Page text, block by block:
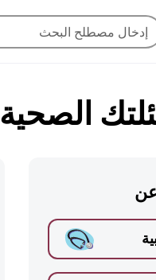
الصحية